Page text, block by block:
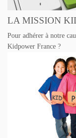
LA MISSION
Pour adhérer à notre
Kidpower France ?